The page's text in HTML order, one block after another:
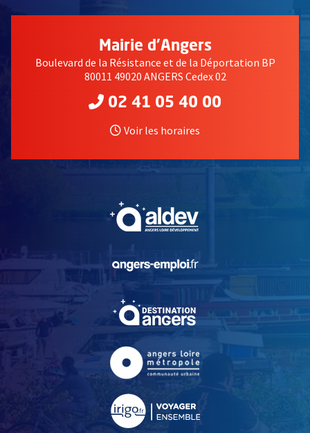
Mairie d'Angers
Boulevard de la Résistance et de la Déportation BP
80011 49020 ANGERS Cedex 02
02 41 05 40 00
Voir les horaires
, Ouvre une nouvelle
, Ouvre une nouvelle